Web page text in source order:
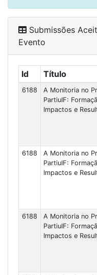
Submissões
Evento
Id Título
6188
A Monitoria no
PartiuIF:
Impactos e
6188
A Monitoria no
PartiuIF:
Impactos e
6188
A Monitoria no
PartiuIF:
Impactos e